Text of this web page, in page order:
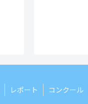
レポート コンクール